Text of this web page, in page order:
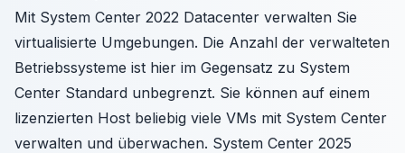
Mit System Center 2022 Datacenter verwalten Sie
virtualisierte Umgebungen. Die Anzahl der verwalteten
Betriebssysteme ist hier im Gegensatz zu System
Center Standard unbegrenzt. Sie können auf einem
lizenzierten Host beliebig viele VMs mit System Center
verwalten und überwachen. System Center 2025